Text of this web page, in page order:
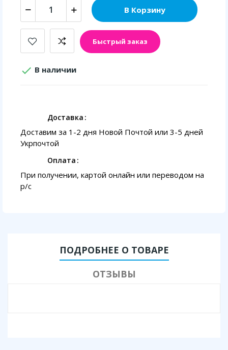
В Корзину
Быстрый заказ
 В наличии
Доставка
Доставим за 1-2 дня Новой Почтой или 3-5 дней
Укрпочтой
Оплата
При получении, картой онлайн или переводом на
p/с
ПОДРОБНЕЕ О ТОВАРЕ
ОТЗЫВЫ